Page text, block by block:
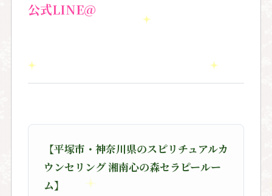
公式LINE@
【平塚市・神奈川県のスピリチュアルカ
ウンセリング 湘南心の森セラピールー
ム】